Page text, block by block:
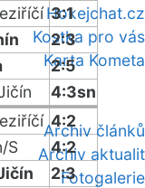
Hokejchat.cz
Kostka pro vás
Karta Kometa
Archiv článků
Archiv aktualit
Fotogalerie
3:1
2:3
2:5
4:3sn
4:2
S
4:2
2:3